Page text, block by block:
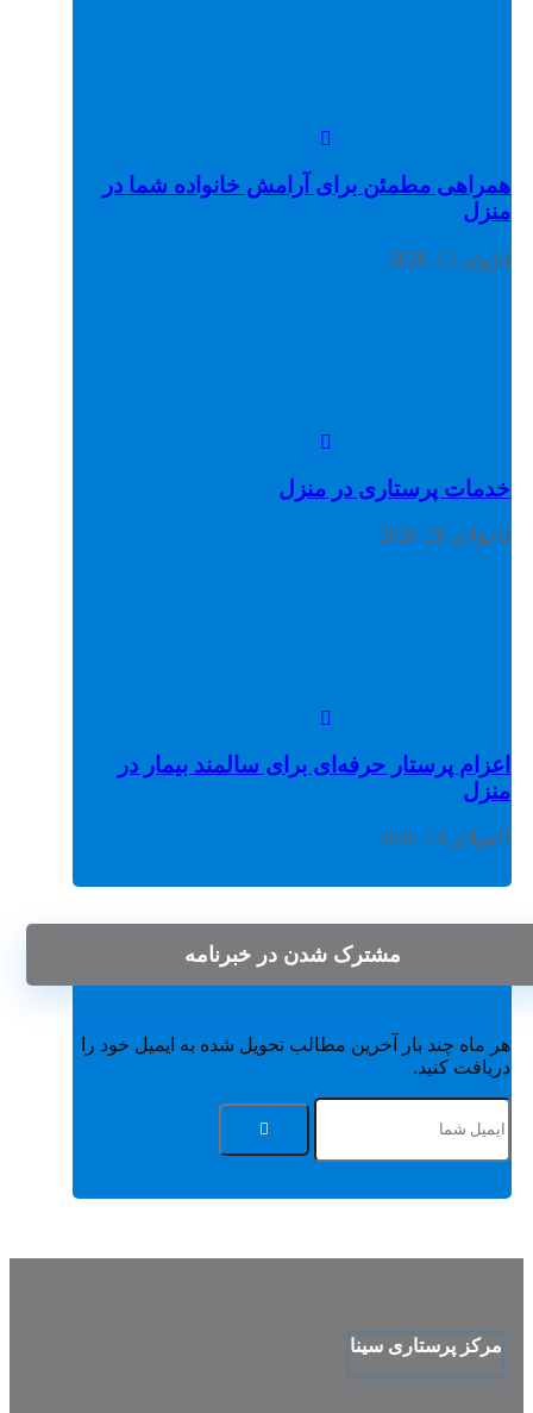
همراهی مطمئن برای آرامش خانواده شما در
منزل
ژوئن 13, 2026
خدمات پرستاری در منزل
جولای 28, 2026
اعزام پرستار حرفه‌ای برای سالمند بیمار در
منزل
جولای 14, 2026
مشترک شدن در خبرنامه
هر ماه چند بار آخرین مطالب تحویل شده به ایمیل خود را
دریافت کنید.
مرکز پرستاری سینا